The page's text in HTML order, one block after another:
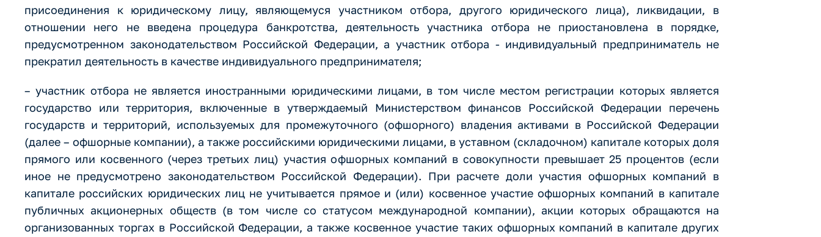
присоединения к юридическому лицу, являющемуся участником отбора, другого юридического лица), ликвидации, в
отношении него не введена процедура банкротства, деятельность участника отбора не приостановлена в порядке,
предусмотренном законодательством Российской Федерации, а участник отбора - индивидуальный предприниматель не
прекратил деятельность в качестве индивидуального предпринимателя;
– участник отбора не является иностранными юридическими лицами, в том числе местом регистрации которых является
государство или территория, включенные в утверждаемый Министерством финансов Российской Федерации перечень
государств и территорий, используемых для промежуточного (офшорного) владения активами в Российской Федерации
(далее – офшорные компании), а также российскими юридическими лицами, в уставном (складочном) капитале которых доля
прямого или косвенного (через третьих лиц) участия офшорных компаний в совокупности превышает 25 процентов (если
иное не предусмотрено законодательством Российской Федерации). При расчете доли участия офшорных компаний в
капитале российских юридических лиц не учитывается прямое и (или) косвенное участие офшорных компаний в капитале
публичных акционерных обществ (в том числе со статусом международной компании), акции которых обращаются на
организованных торгах в Российской Федерации, а также косвенное участие таких офшорных компаний в капитале других